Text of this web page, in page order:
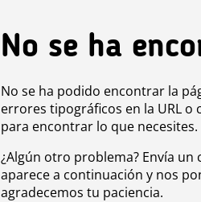
No se ha
No se ha podido encontrar la
errores tipográficos en la URL
para encontrar lo que necesites.
¿Algún otro problema? Envía
aparece a continuación y nos
agradecemos tu paciencia.